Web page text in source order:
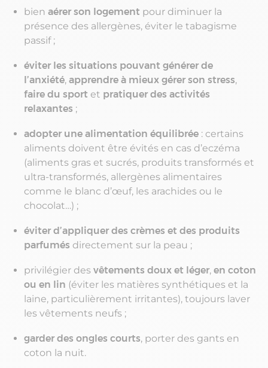
bien aérer son logement pour diminuer la
présence des allergènes, éviter le tabagisme
passif ;
éviter les situations pouvant générer de
l’anxiété, apprendre à mieux gérer son stress,
faire du sport et pratiquer des activités
relaxantes ;
adopter une alimentation équilibrée : certains
aliments doivent être évités en cas d’eczéma
(aliments gras et sucrés, produits transformés et
ultra-transformés, allergènes alimentaires
comme le blanc d’œuf, les arachides ou le
chocolat…) ;
éviter d’appliquer des crèmes et des produits
parfumés directement sur la peau ;
privilégier des vêtements doux et léger, en coton
ou en lin (éviter les matières synthétiques et la
laine, particulièrement irritantes), toujours laver
les vêtements neufs ;
garder des ongles courts, porter des gants en
coton la nuit.